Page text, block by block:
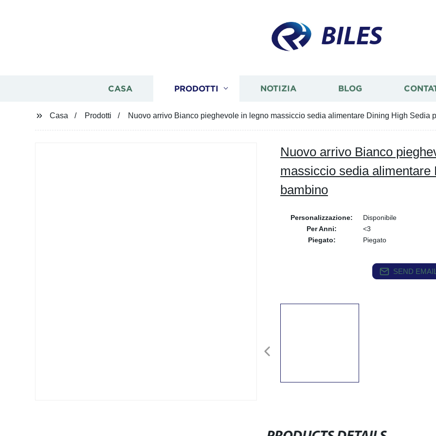
BILES
CASA PRODOTTI NOTIZIA BLOG
Casa Prodotti Nuovo arrivo Bianco pieghevole in legno massiccio sedia alimentare Dining High Sedia
Nuovo arrivo Bianco
massiccio sedia
bambino
Personalizzazione:
Disponibile
Per Anni:
<3
Piegato:
Piegato
SEND